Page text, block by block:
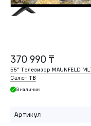
370 990 ₸
55" Телевизор MAUNFELD
Салют ТВ
В наличии
Артикул